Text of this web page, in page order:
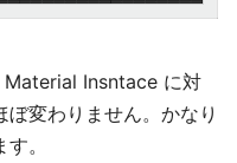
Insntace に対
変わりません。かなり
。